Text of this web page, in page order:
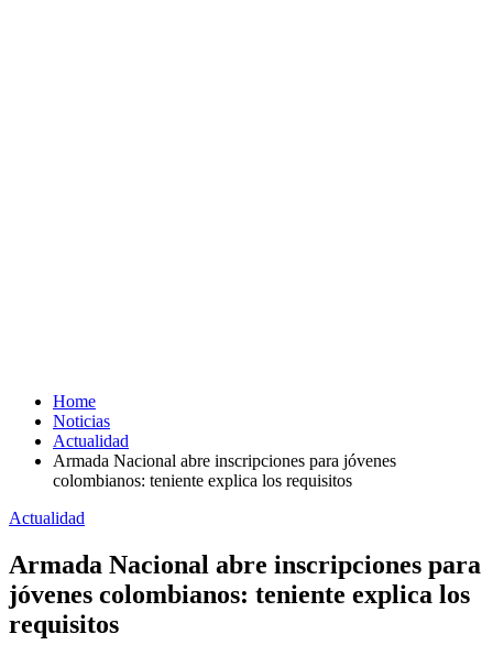
Home
Noticias
Actualidad
Armada Nacional abre inscripciones para jóvenes
colombianos: teniente explica los requisitos
Actualidad
Armada Nacional abre inscripciones para
jóvenes colombianos: teniente explica los
requisitos